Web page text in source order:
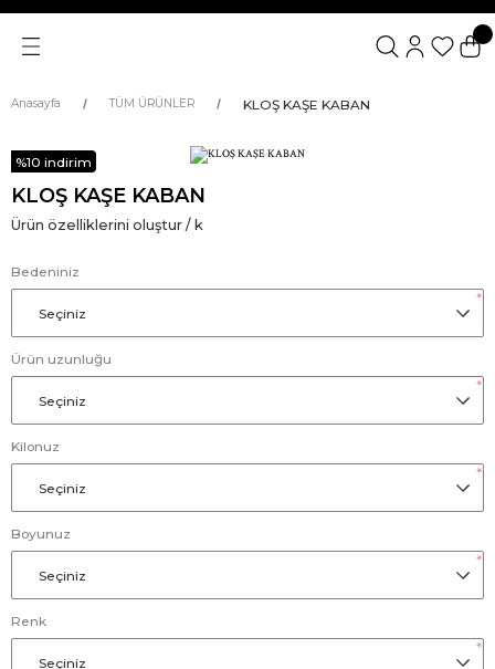
Anasayfa TÜM ÜRÜNLER KLOŞ KAŞE KABAN
%10 indirim
KLOŞ KAŞE KABAN
Ürün özelliklerini oluştur / k
Bedeniniz
*
Ürün uzunluğu
*
Kilonuz
*
Boyunuz
*
Renk
*